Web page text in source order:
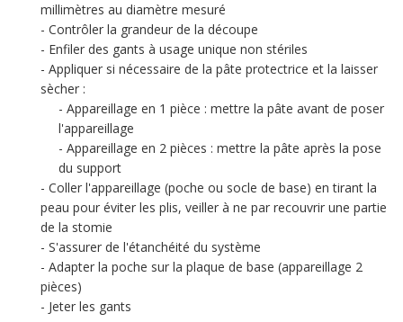
millimètres au diamètre mesuré
Contrôler la grandeur de la découpe
Enfiler des gants à usage unique non stériles
Appliquer si nécessaire de la pâte protectrice et la laisser
sècher :
Appareillage en 1 pièce : mettre la pâte avant de poser
l'appareillage
Appareillage en 2 pièces : mettre la pâte après la pose
du support
Coller l'appareillage (poche ou socle de base) en tirant la
peau pour éviter les plis, veiller à ne par recouvrir une partie
de la stomie
S'assurer de l'étanchéité du système
Adapter la poche sur la plaque de base (appareillage 2
pièces)
Jeter les gants